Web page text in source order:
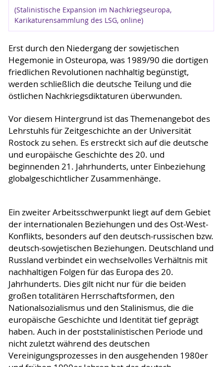
(Stalinistische Expansion im Nachkriegseuropa,
Karikaturensammlung des LSG, online)
Erst durch den Niedergang der sowjetischen
Hegemonie in Osteuropa, was 1989/90 die dortigen
friedlichen Revolutionen nachhaltig begünstigt,
werden schließlich die deutsche Teilung und die
östlichen Nachkriegsdiktaturen überwunden.
Vor diesem Hintergrund ist das Themenangebot des
Lehrstuhls für Zeitgeschichte an der Universität
Rostock zu sehen. Es erstreckt sich auf die deutsche
und europäische Geschichte des 20. und
beginnenden 21. Jahrhunderts, unter Einbeziehung
globalgeschichtlicher Zusammenhänge.
Ein zweiter Arbeitsschwerpunkt liegt auf dem Gebiet
der internationalen Beziehungen und des Ost-West-
Konflikts, besonders auf den deutsch-russischen bzw.
deutsch-sowjetischen Beziehungen. Deutschland und
Russland verbindet ein wechselvolles Verhältnis mit
nachhaltigen Folgen für das Europa des 20.
Jahrhunderts. Dies gilt nicht nur für die beiden
großen totalitären Herrschaftsformen, den
Nationalsozialismus und den Stalinismus, die die
europäische Geschichte und Identität tief geprägt
haben. Auch in der poststalinistischen Periode und
nicht zuletzt während des deutschen
Vereinigungsprozesses in den ausgehenden 1980er